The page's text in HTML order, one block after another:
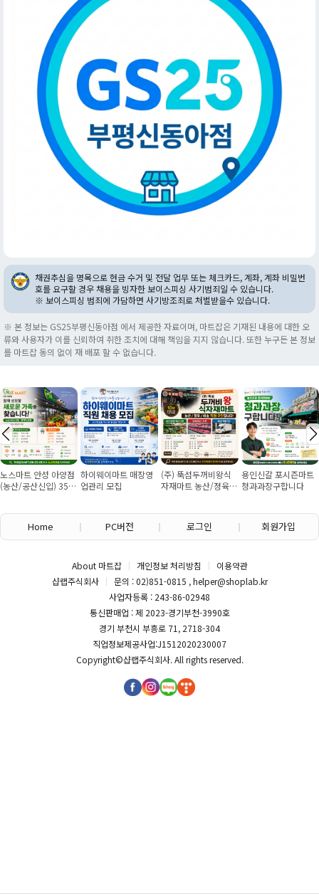
채권추심을 명목으로 현금 수거 및 전달 업무 또는 체크카드, 계좌, 계좌 비밀번
호를 요구할 경우 채용을 빙자한 보이스피싱 사기범죄일 수 있습니다.
※ 보이스피싱 범죄에 가담하면 사기방조죄로 처벌받을수 있습니다.
※ 본 정보는 GS25부평신동아점 에서 제공한 자료이며, 마트잡은 기재된 내용에 대한 오
류와 사용자가 이를 신뢰하여 취한 조치에 대해 책임을 지지 않습니다. 또한 누구든 본 정보
를 마트잡 동의 없이 재 배포 할 수 없습니다.
하이웨이마트 매장영
업관리 모집
(주) 뚝섬두꺼비왕식
자재마트 농산/졍육/
용인신갈 포시즌마트
청과과장구합니다
회.초밥 실장님. 보
판매소분포장 여사
Home PC버전 로그인 회원가입
About 마트잡 개인정보 처리방침
이용약관
샵랩주식회사
문의 : 02)851-0815 , helper@shoplab.kr
사업자등록 : 243-86-02948
통신판매업 : 제 2023-경기부천-3990호
경기 부천시 부흥로 71, 2718-304
직업정보제공사업:J1512020230007
Copyright©샵랩주식회사. All rights reserved.